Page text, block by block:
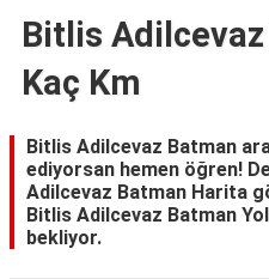
Bitlis Adilcevaz
Kaç Km
Bitlis Adilcevaz Batman
ediyorsan hemen öğren!
Adilcevaz Batman Harita
Bitlis Adilcevaz Batman
bekliyor.